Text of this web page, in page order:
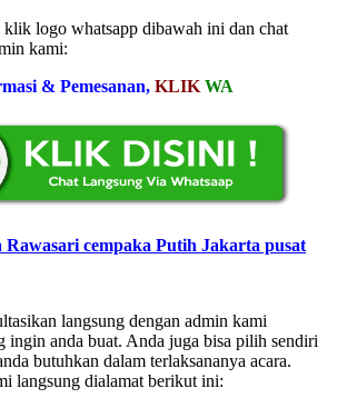
klik logo whatsapp dibawah ini dan chat
kami:
& Pemesanan, KLIK WA
cempaka Putih Jakarta pusat
langsung dengan admin kami
ingin anda buat. Anda juga bisa pilih sendiri
butuhkan dalam terlaksananya acara.
langsung dialamat berikut ini: